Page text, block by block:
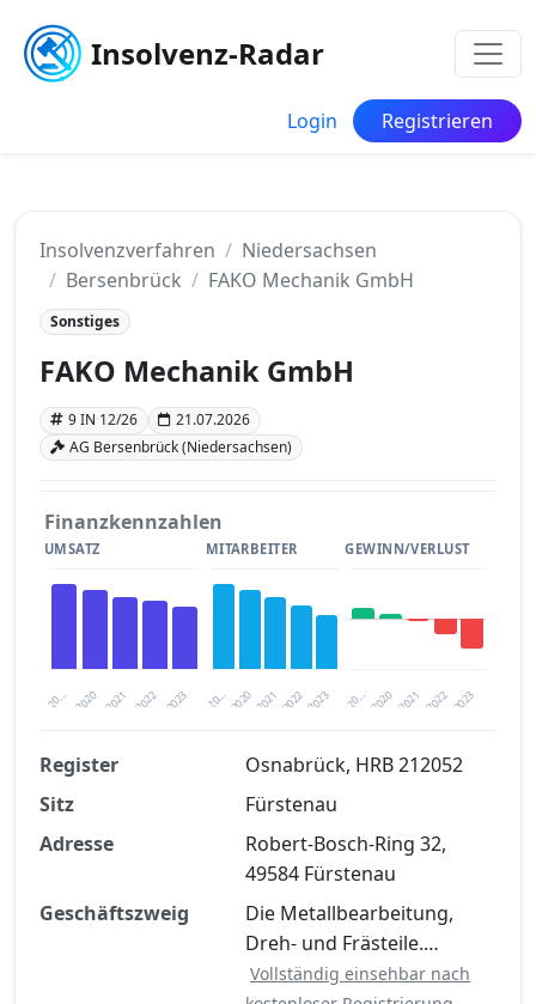
Insolvenz-Radar
Login Registrieren
Insolvenzverfahren
Niedersachsen
Bersenbrück
FAKO Mechanik GmbH
Sonstiges
FAKO Mechanik GmbH
9 IN 12/26
21.07.2026
AG Bersenbrück (Niedersachsen)
Finanzkennzahlen
UMSATZ
20… 2021 2023
2020 2022
MITARBEITER
20… 2021 2023
2020 2022
GEWINN/VERLUST
20… 2021 2023
2020 2022
Finanzkennzahlen nach kostenloser
Registrierung verfügbar
Jetzt kostenlos registrieren
Register
Osnabrück, HRB 212052
Sitz
Fürstenau
Adresse
Robert-Bosch-Ring 32,
49584 Fürstenau
Geschäftszweig
Die Metallbearbeitung,
Dreh- und Frästeile.…
Vollständig einsehbar nach